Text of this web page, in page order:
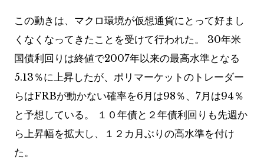
この動きは、マクロ環境が仮想通貨にとって好まし
くなくなってきたことを受けて行われた。 30年米
国債利回りは終値で2007年以来の最高水準となる
5.13％に上昇したが、ポリマーケットのトレーダー
らはFRBが動かない確率を6月は98％、7月は94％
と予想している。 １０年債と２年債利回りも先週か
ら上昇幅を拡大し、１２カ月ぶりの高水準を付け
た。